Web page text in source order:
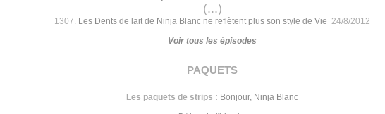
(...)
1307. Les Dents de lait de Ninja Blanc ne reflètent plus son style de Vie 24/8/2012
Voir tous les épisodes
paquets
Les paquets de strips : Bonjour, Ninja Blanc